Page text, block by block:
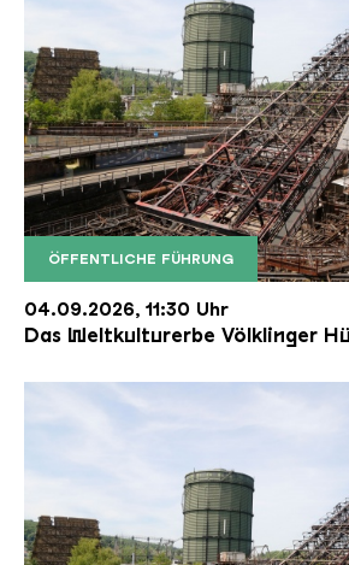
ÖFFENTLICHE FÜHRUNG
Der Erzschrägaufzug der
Copyright: Weltkulturerbe
04.09.2026, 11:30 Uhr
Das Weltkulturerbe Völklinger